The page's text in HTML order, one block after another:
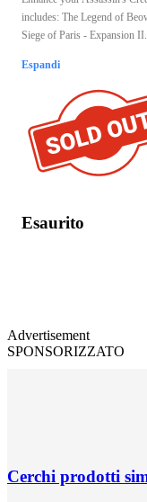
includes: The Legend of
Siege of Paris - Expansion
Espandi
Esaurito
Advertisement
SPONSORIZZATO
Cerchi prodotti